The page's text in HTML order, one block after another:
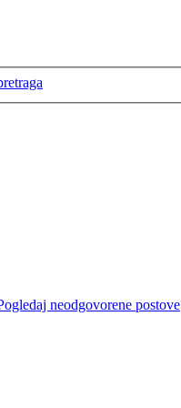
neodgovorene postove